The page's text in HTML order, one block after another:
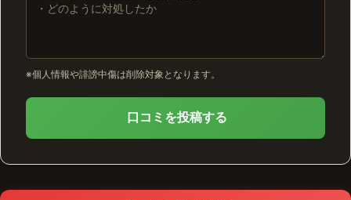
※個人情報や誹謗中傷は削除対象となります。
口コミを投稿する